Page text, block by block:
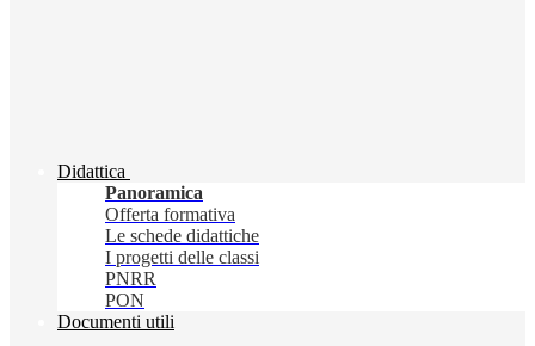
Didattica
Panoramica
Offerta formativa
Le schede didattiche
I progetti delle classi
PNRR
PON
Documenti utili